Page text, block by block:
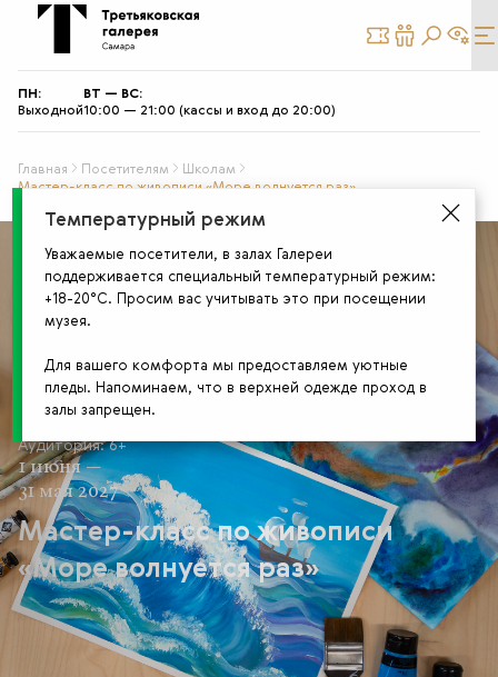
КУПИТЬ
СТАТЬ
ПН:
Выходной
ВТ — ВС:
10:00 — 21:00 (кассы и вход до 20:00)
Главная Посетителям
Школам
Мастер-класс по живописи «Море волнуется раз»
Аудитория: 6+
1 июня —
31 мая 2027
Мастер-класс по живописи
«Море волнуется раз»
Температурный режим
Уважаемые посетители, в залах Галереи
поддерживается специальный температурный режим:
+18-20°С. Просим вас учитывать это при посещении
музея.
Для вашего комфорта мы предоставляем уютные
пледы. Напоминаем, что в верхней одежде проход в
залы запрещен.